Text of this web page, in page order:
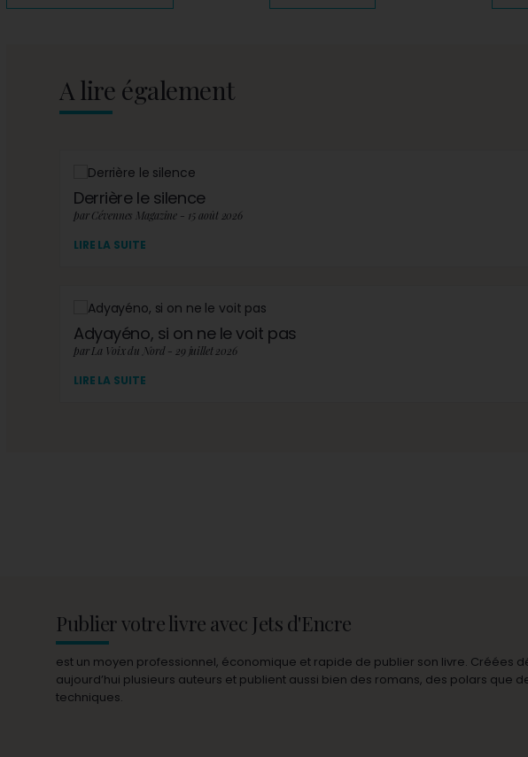
A lire également
Derrière le silence
par Cévennes Magazine - 15 août 2026
LIRE LA SUITE
Adyayéno, si on ne le voit pas
par La Voix du Nord - 29 juillet 2026
LIRE LA SUITE
Publier votre livre avec Jets d'Encre
est un moyen professionnel, économique et rapide de publier son livre. Créées
aujourd’hui plusieurs auteurs et publient aussi bien des romans, des polars que
techniques.